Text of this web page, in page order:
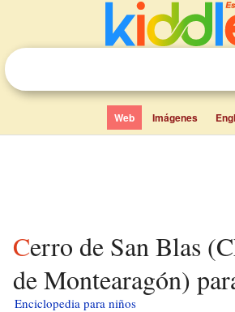
Web Imágenes
Cerro de San Blas (Chinchilla
de Montearagón)
Enciclopedia para niños